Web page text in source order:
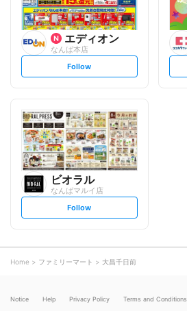
エディオン
なんば本店
s
l
o
w
Follow
ビオラル
なんばマルイ店
s
l
o
Follow
Home ファミリーマート 大昌千日前
Notice Help Privacy Policy Terms and Conditions